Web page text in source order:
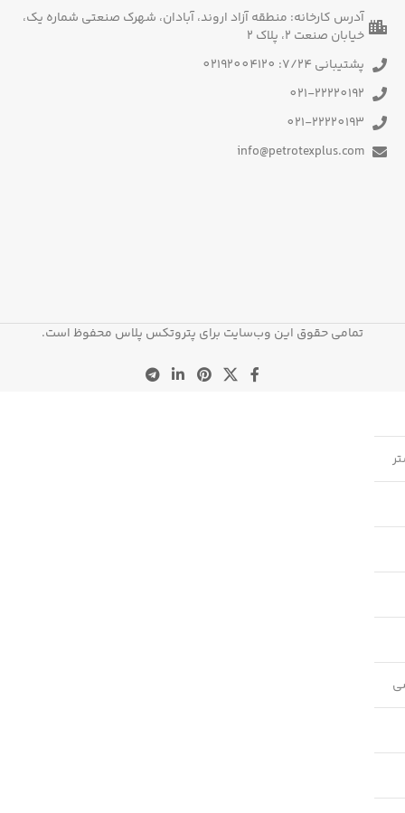
آدرس کارخانه: منطقه آزاد اروند، آبادان، شهرک صنعتی شماره یک،
خیابان صنعت 2، پلاک 2
پشتیبانی 7/24: 02192004120
021-22220192
021-22220193
info@petrotexplus.com
تمامی حقوق این وب‌سایت برای پتروتکس پلاس محفوظ است.